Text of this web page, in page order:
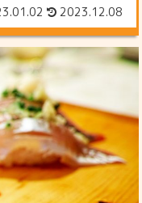
2023.12.08